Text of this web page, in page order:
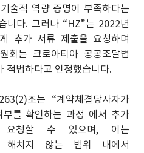
술적 역량 증명이 부족하다는
니다. 그러나 “HZ”는 2022년
추가 서류 제출을 요청하며
회는 크로아티아 공공조달법
적법하다고 인정했습니다.
조는 “계약체결당사자가
를 확인하는 과정 에서 추가
요청할 수 있으며, 이는
해치지 않는 범위 내에서